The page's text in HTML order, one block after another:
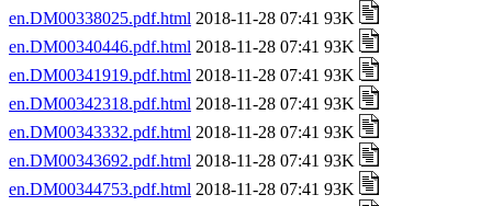
en.DM00338025.pdf.html 2018-11-28 07:41 93K
en.DM00340446.pdf.html 2018-11-28 07:41 93K
en.DM00341919.pdf.html 2018-11-28 07:41 93K
en.DM00342318.pdf.html 2018-11-28 07:41 93K
en.DM00343332.pdf.html 2018-11-28 07:41 93K
en.DM00343692.pdf.html 2018-11-28 07:41 93K
en.DM00344753.pdf.html 2018-11-28 07:41 93K